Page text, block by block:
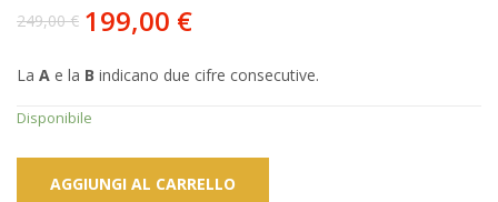
249,00€
Il
originale
era:
249,00 €.
199,00 €
Il
attuale
è:
199,00 €.
La A e la B indicano due cifre consecutive.
Disponibile
AGGIUNGI AL CARRELLO